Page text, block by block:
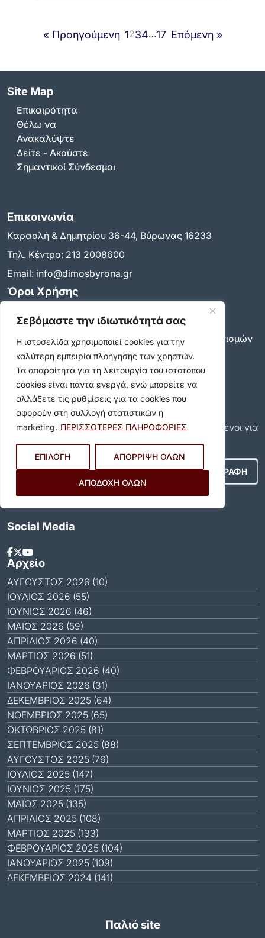
Σεβόμαστε την ιδιωτικότητά σας
Η ιστοσελίδα χρησιμοποιεί cookies για την
καλύτερη εμπειρία πλοήγησης των χρηστών.
Τα απαραίτητα για τη λειτουργία του ιστοτόπου
cookies είναι πάντα ενεργά, ενώ μπορείτε να
αλλάξετε τις ρυθμίσεις για τα cookies που
αφορούν στη συλλογή στατιστικών ή
marketing. ΠΕΡΙΣΣΟΤΕΡΕΣ ΠΛΗΡΟΦΟΡΙΕΣ
ΕΠΙΛΟΓΗ ΑΠΟΡΡΙΨΗ ΟΛΩΝ
ΑΠΟΔΟΧΗ ΟΛΩΝ
« Προηγούμενη 1234…17 Επόμενη »
Site Map
Επικαιρότητα
Θέλω να
Ανακαλύψτε
Δείτε - Ακούστε
Σημαντικοί Σύνδεσμοι
Επικοινωνία
Καραολή & Δημητρίου 36-44, Βύρωνας 16233
Τηλ. Κέντρο: 213 2008600
Email: info@dimosbyrona.gr
Όροι Χρήσης
Πολιτική Προστασίας Προσωπικών Δεδομένων
Πολιτική για τη χρήση των cookies και των μηχανισμών
παρακολούθησης
Δήλωση προσβασιμότητας
Ρυθμίσεις Ιδιωτικότητας
Newsletter
Εγγραφείτε και εσείς συνδρομητές στο δωρεάν
newsletter του Δήμου και μείνετε πάντα ενημερωμένοι για
όλα όσα συμβαίνουν στον δήμο μας!
Social Media
Αρχείο
ΑΎΓΟΥΣΤΟΣ 2026 (10)
ΙΟΎΛΙΟΣ 2026 (55)
ΙΟΎΝΙΟΣ 2026 (46)
ΜΆΙΟΣ 2026 (59)
ΑΠΡΊΛΙΟΣ 2026 (40)
ΜΆΡΤΙΟΣ 2026 (51)
ΦΕΒΡΟΥΆΡΙΟΣ 2026 (40)
ΙΑΝΟΥΆΡΙΟΣ 2026 (31)
ΔΕΚΈΜΒΡΙΟΣ 2025 (64)
ΝΟΈΜΒΡΙΟΣ 2025 (65)
ΟΚΤΏΒΡΙΟΣ 2025 (81)
ΣΕΠΤΈΜΒΡΙΟΣ 2025 (88)
ΑΎΓΟΥΣΤΟΣ 2025 (76)
ΙΟΎΛΙΟΣ 2025 (147)
ΙΟΎΝΙΟΣ 2025 (175)
ΜΆΙΟΣ 2025 (135)
ΑΠΡΊΛΙΟΣ 2025 (108)
ΜΆΡΤΙΟΣ 2025 (133)
ΦΕΒΡΟΥΆΡΙΟΣ 2025 (104)
ΙΑΝΟΥΆΡΙΟΣ 2025 (109)
ΔΕΚΈΜΒΡΙΟΣ 2024 (141)
Παλιό site